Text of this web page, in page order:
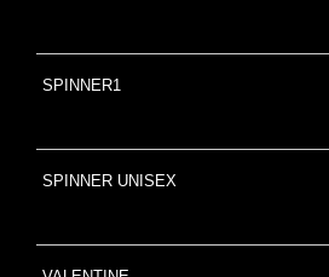
SPINNER1
SPINNER UNISEX